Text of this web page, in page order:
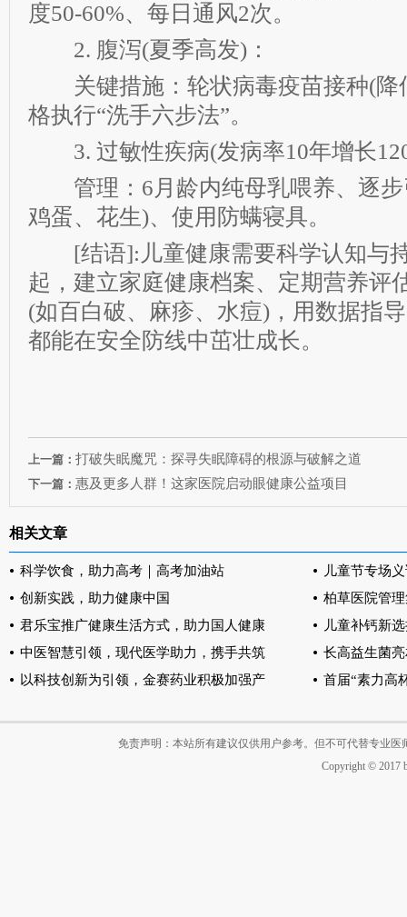
度50-60%、每日通风2次。
2. 腹泻(夏季高发)：
关键措施：轮状病毒疫苗接种(降
格执行“洗手六步法”。
3. 过敏性疾病(发病率10年增长
管理：6月龄内纯母乳喂养、逐步
鸡蛋、花生)、使用防螨寝具。
[结语]:儿童健康需要科学认知与
起，建立家庭健康档案、定期营养评
(如百白破、麻疹、水痘)，用数据指
都能在安全防线中茁壮成长。
上一篇： 打破失眠魔咒：探寻失眠障碍的根源与破解之道
下一篇： 惠及更多人群！这家医院启动眼健康公益项目
相关文章
科学饮食，助力高考｜高考加油站
儿童节专场
创新实践，助力健康中国
柏草医院管
君乐宝推广健康生活方式，助力国人健康
儿童补钙新
中医智慧引领，现代医学助力，携手共筑
长高益生菌
以科技创新为引领，金赛药业积极加强产
首届“素力高
免责声明：本站所有建议仅供用户参考。但不可代替专业
Copyright © 2017